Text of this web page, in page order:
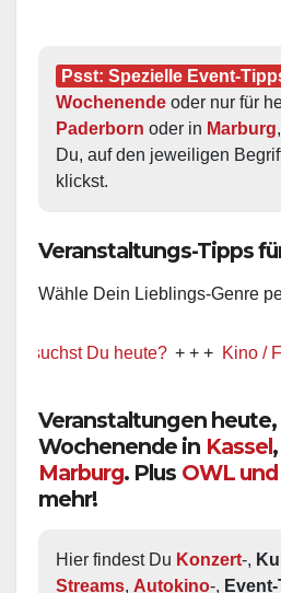
Psst: Spezielle Event-
Wochenende oder nur für
Paderborn oder in Marburg
Du, auf den jeweiligen
klickst.
Veranstaltungs-Tipps
Wähle Dein Lieblings-Genre
Du heute? + + + Kino / Film +
Veranstaltungen
Wochenende in Kassel,
Marburg. Plus OWL
mehr!
Hier findest Du Konzert-,
Streams, Autokino-,